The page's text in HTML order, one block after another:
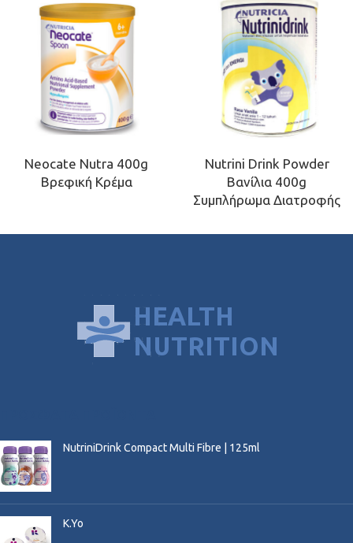
Neocate Nutra 400g
Βρεφική Κρέμα
Nutrini Drink Powder
Βανίλια 400g
Συμπλήρωμα Διατροφής
NutriniDrink Compact Multi Fibre | 125ml
K.Yo